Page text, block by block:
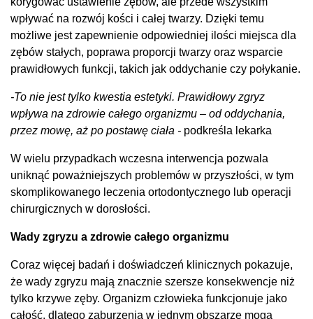
wpływać na rozwój kości i całej twarzy. Dzięki temu
możliwe jest zapewnienie odpowiedniej ilości miejsca dla
zębów stałych, poprawa proporcji twarzy oraz wsparcie
prawidłowych funkcji, takich jak oddychanie czy połykanie.
-To nie jest tylko kwestia estetyki. Prawidłowy zgryz
wpływa na zdrowie całego organizmu – od oddychania,
przez mowę, aż po postawę ciała - podkreśla lekarka
W wielu przypadkach wczesna interwencja pozwala
uniknąć poważniejszych problemów w przyszłości, w tym
skomplikowanego leczenia ortodontycznego lub operacji
chirurgicznych w dorosłości.
Wady zgryzu a zdrowie całego organizmu
Coraz więcej badań i doświadczeń klinicznych pokazuje,
że wady zgryzu mają znacznie szersze konsekwencje niż
tylko krzywe zęby. Organizm człowieka funkcjonuje jako
całość, dlatego zaburzenia w jednym obszarze mogą